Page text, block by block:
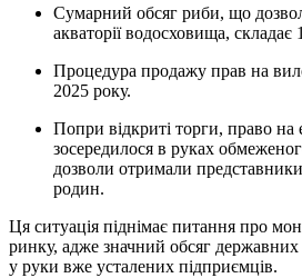
Сумарний обсяг риби, що дозволено до вилову в
акваторії водосховища, складає
Процедура продажу прав на вилов відбулася у грудні
2025 року.
Попри відкриті торги, право на експлуатацію водойми
зосередилося в руках
дозволи отримали
родин.
Ця ситуація піднімає питання про
ринку, адже значний обсяг державних
у руки вже усталених підприємців.